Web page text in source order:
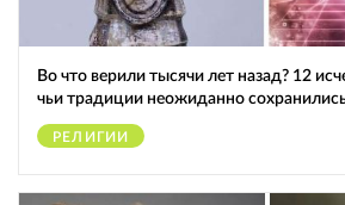
Во что верили тысячи лет назад? 12
чьи традиции неожиданно
РЕЛИГИИ